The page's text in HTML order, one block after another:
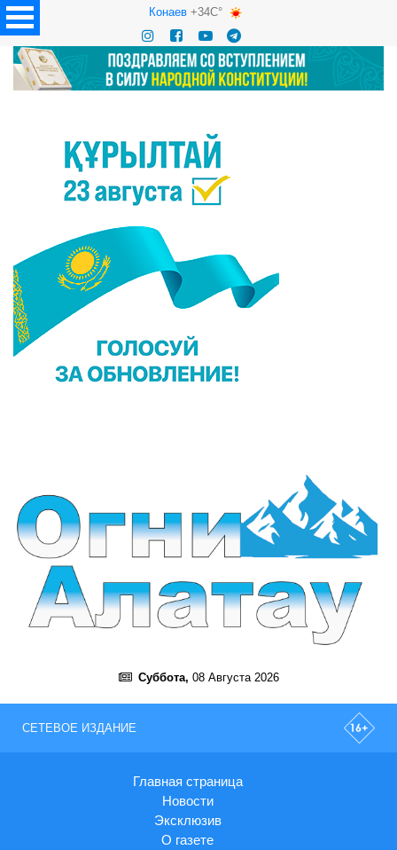
Конаев+34C°
Суббота, 08 Августа 2026
СЕТЕВОЕ ИЗДАНИЕ
Главная страница
Новости
Эксклюзив
О газете